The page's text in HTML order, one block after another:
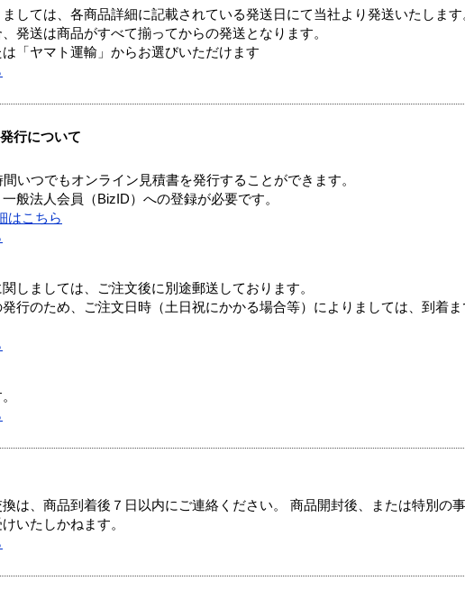
しては、各商品詳細に記載されている発送日にて当社より発送いたします
発送は商品がすべて揃ってからの発送となります。
「ヤマト運輸」からお選びいただけます
行について
いつでもオンライン見積書を発行することができます。
般法人会員（BizID）への登録が必要です。
はこちら
しましては、ご注文後に別途郵送しております。
行のため、ご注文日時（土日祝にかかる場合等）によりましては、到着
は、商品到着後７日以内にご連絡ください。 商品開封後、または特別の
いたしかねます。